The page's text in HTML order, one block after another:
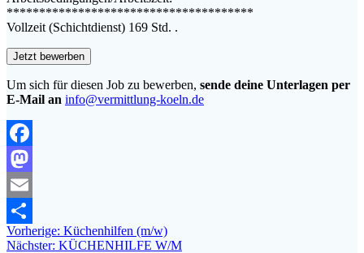
**************************************
Vollzeit (Schichtdienst) 169 Std. .
Um sich für diesen Job zu bewerben, sende deine Unterlagen per
E-Mail an info@vermittlung-koeln.de
Facebook
Mastodon
Email
Teilen
Beitragsnavigation
Vorherige: Vorheriger
Beitrag:
Küchenhilfen (m/w)
Nächster: Nächster
KÜCHENHILFE W/M